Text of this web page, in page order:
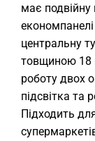
має подвійну
центральну
товщиною 18
роботу двох
підсвітка та
Підходить